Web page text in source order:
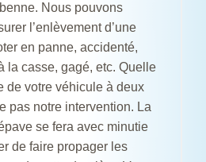
Nous pouvons
l’enlèvement d’une
en panne, accidenté,
la casse, gagé, etc. Quelle
de votre véhicule à deux
pas notre intervention. La
se fera avec minutie
de faire propager les